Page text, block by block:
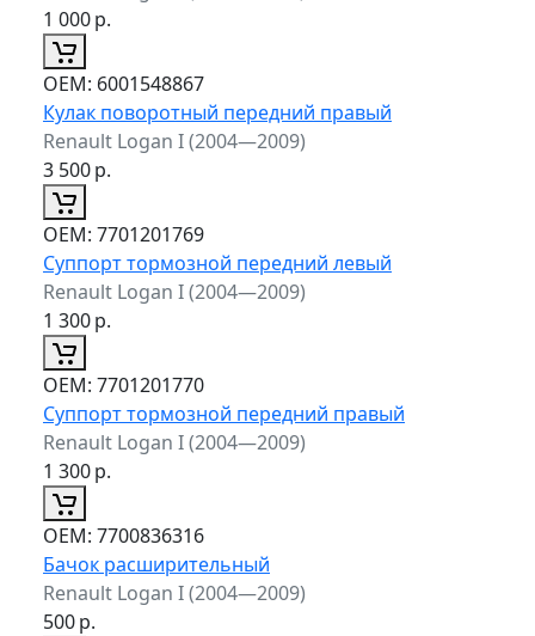
1 000р.
ОЕМ: 6001548867
Кулак поворотный передний правый
Renault Logan I (2004—2009)
3 500р.
ОЕМ: 7701201769
Суппорт тормозной передний левый
Renault Logan I (2004—2009)
1 300р.
ОЕМ: 7701201770
Суппорт тормозной передний правый
Renault Logan I (2004—2009)
1 300р.
ОЕМ: 7700836316
Бачок расширительный
Renault Logan I (2004—2009)
500р.